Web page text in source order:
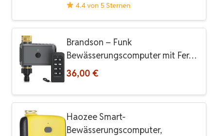
4.4 von 5 Sternen
Brandson – Funk
Bewässerungscomputer mit Fer…
36,00 €
Haozee Smart-
Bewässerungscomputer,